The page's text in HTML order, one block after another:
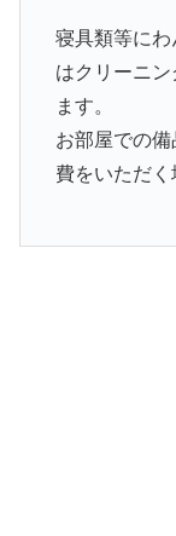
寝具類等に
はクリーニ
ます。
お部屋での
費をいただく